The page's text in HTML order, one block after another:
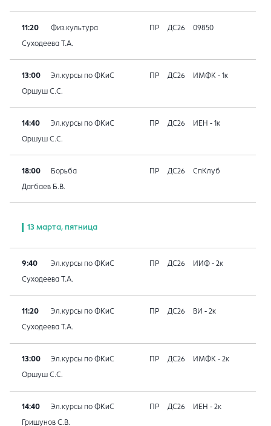
11:20 Физ.культура ПР ДС26 09850
Суходеева Т.А.
13:00 Эл.курсы по ФКиС ПР ДС26 ИМФК - 1к
Оршуш С.С.
14:40 Эл.курсы по ФКиС ПР ДС26 ИЕН - 1к
Оршуш С.С.
18:00 Борьба ПР ДС26 СпКлуб
Дагбаев Б.В.
13 марта, пятница
9:40 Эл.курсы по ФКиС ПР ДС26 ИИФ - 2к
Суходеева Т.А.
11:20 Эл.курсы по ФКиС ПР ДС26 ВИ - 2к
Суходеева Т.А.
13:00 Эл.курсы по ФКиС ПР ДС26 ИМФК - 2к
Оршуш С.С.
14:40 Эл.курсы по ФКиС ПР ДС26 ИЕН - 2к
Гришунов С.В.